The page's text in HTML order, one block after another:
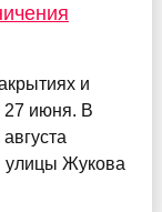
и
27 июня. В
улицы Жукова